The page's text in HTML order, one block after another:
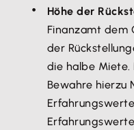
Höhe der
Finanzamt dem
der
die halbe Miete.
Bewahre hierzu